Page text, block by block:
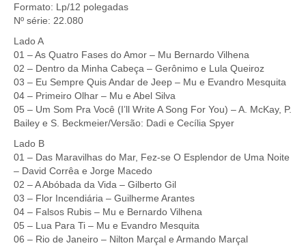
Formato: Lp/12 polegadas
Nº série: 22.080
Lado A
01 – As Quatro Fases do Amor – Mu Bernardo Vilhena
02 – Dentro da Minha Cabeça – Gerônimo e Lula Queiroz
03 – Eu Sempre Quis Andar de Jeep – Mu e Evandro Mesquita
04 – Primeiro Olhar – Mu e Abel Silva
05 – Um Som Pra Você (I’ll Write A Song For You) – A. McKay, P.
Bailey e S. Beckmeier/Versão: Dadi e Cecília Spyer
Lado B
01 – Das Maravilhas do Mar, Fez-se O Esplendor de Uma Noite
– David Corrêa e Jorge Macedo
02 – A Abóbada da Vida – Gilberto Gil
03 – Flor Incendiária – Guilherme Arantes
04 – Falsos Rubis – Mu e Bernardo Vilhena
05 – Lua Para Ti – Mu e Evandro Mesquita
06 – Rio de Janeiro – Nilton Marçal e Armando Marçal